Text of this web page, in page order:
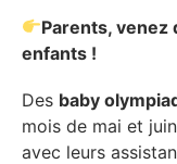
Parents,
enfants !
Des baby
mois de mai et
avec leurs